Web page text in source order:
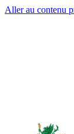
Aller au contenu